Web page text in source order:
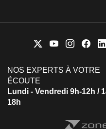
NOS EXPERTS À VOTRE
ÉCOUTE
Lundi - Vendredi 9h-12h /
18h